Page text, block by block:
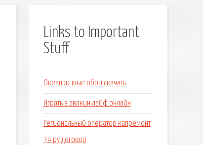
Links to Important
Stuff
Океан живые обои скачать
Играть в авакин лайф онлайн
Региональный оператор капремонт
34 ру договор